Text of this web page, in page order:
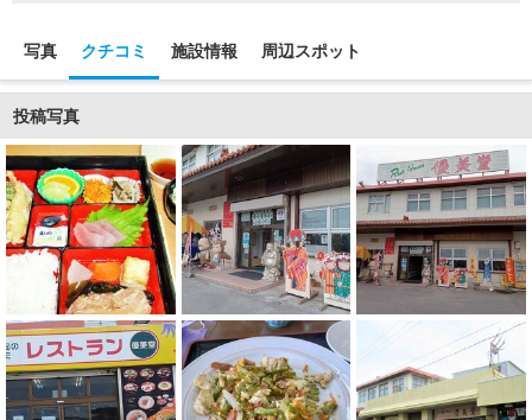
写真 クチコミ 施設情報 周辺スポット
投稿写真